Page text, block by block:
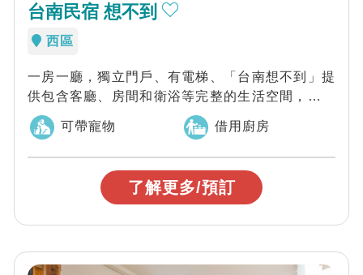
台南民宿 想不到
西區
一房一廳，獨立門戶、有電梯、「台南想不到」提
供包含客廳、房間和衛浴等完整的生活空間，寬敞
舒適的套房空間，以新穎的裝潢設計搭配明亮的...
可帶寵物 借用廚房
了解更多/預訂